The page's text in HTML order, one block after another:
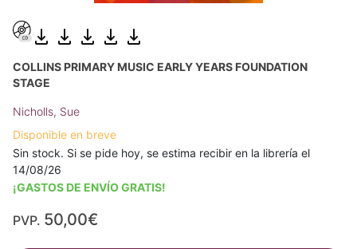
COLLINS PRIMARY MUSIC EARLY YEARS FOUNDATION
STAGE
Nicholls, Sue
Disponible en breve
Sin stock. Si se pide hoy, se estima recibir en la librería el
14/08/26
¡GASTOS DE ENVÍO GRATIS!
PVP. 50,00€